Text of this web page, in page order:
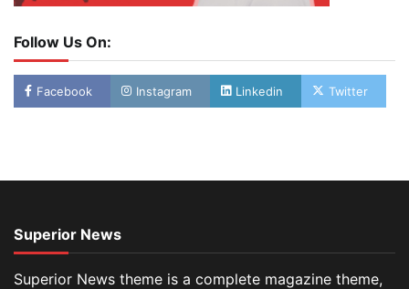
Follow Us On:
Facebook Instagram Linkedin Twitter
Superior News
Superior News theme is a complete magazine theme,